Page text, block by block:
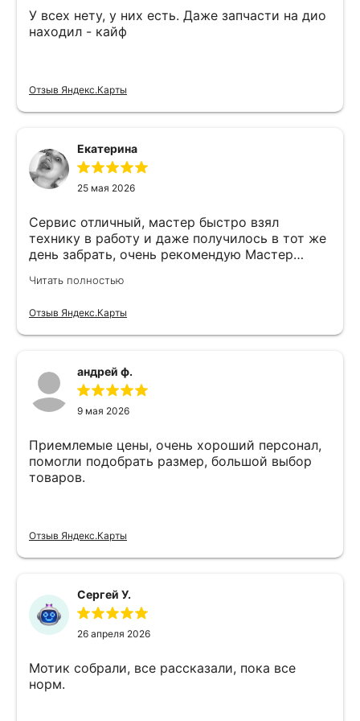
У всех нету, у них есть. Даже запчасти на дио
находил - кайф
Отзыв Яндекс.Карты
Екатерина
25 мая 2026
Сервис отличный, мастер быстро взял
технику в работу и даже получилось в тот же
день забрать, очень рекомендую Мастер
Читать полностью
Отзыв Яндекс.Карты
андрей ф.
9 мая 2026
Приемлемые цены, очень хороший персонал,
помогли подобрать размер, большой выбор
товаров.
Отзыв Яндекс.Карты
Сергей У.
26 апреля 2026
Мотик собрали, все рассказали, пока все
норм.